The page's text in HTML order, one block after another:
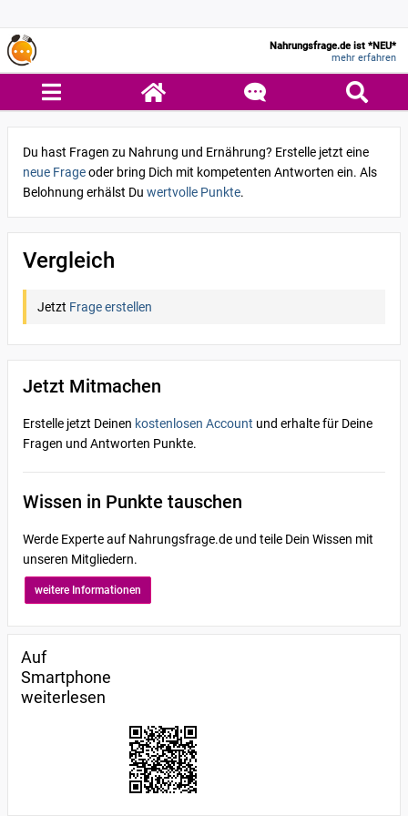
Nahrungsfrage.de ist *NEU*
mehr erfahren
Du hast Fragen zu Nahrung und Ernährung? Erstelle jetzt eine
neue Frageoder bring Dich mit kompetenten Antworten ein. Als
Belohnung erhälst Du wertvolle Punkte.
Vergleich
Jetzt Frage erstellen
Jetzt Mitmachen
Erstelle jetzt Deinen kostenlosen Account und erhalte für Deine
Fragen und Antworten Punkte.
Wissen in Punkte tauschen
Werde Experte auf Nahrungsfrage.de und teile Dein Wissen mit
unseren Mitgliedern.
weitere Informationen
Auf
Smartphone
weiterlesen